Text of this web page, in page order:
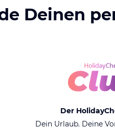
Deinen
Der
Dein Urlaub. Deine